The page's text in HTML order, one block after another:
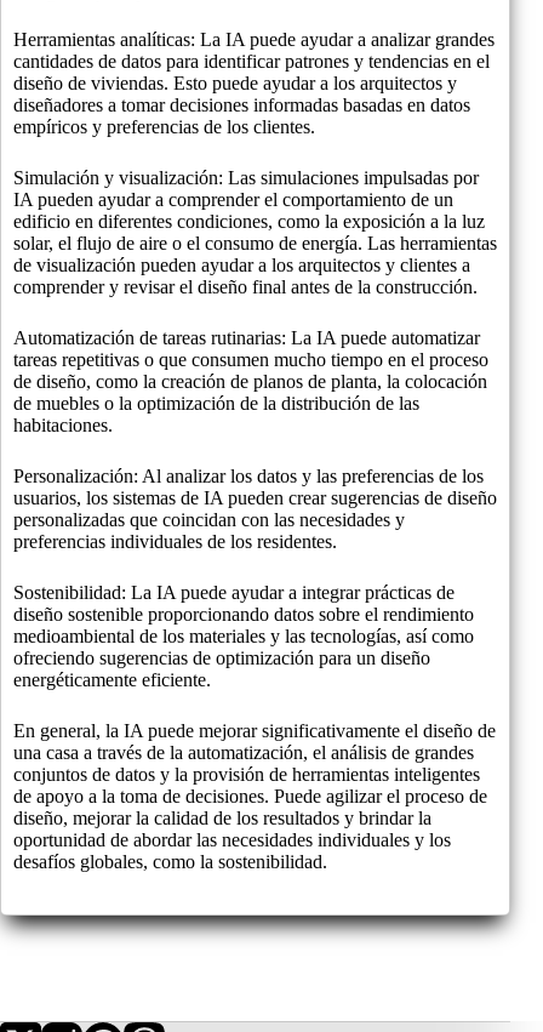
Herramientas analíticas: La IA puede ayudar a analizar grandes
cantidades de datos para identificar patrones y tendencias en el
diseño de viviendas. Esto puede ayudar a los arquitectos y
diseñadores a tomar decisiones informadas basadas en datos
empíricos y preferencias de los clientes.
Simulación y visualización: Las simulaciones impulsadas por
IA pueden ayudar a comprender el comportamiento de un
edificio en diferentes condiciones, como la exposición a la luz
solar, el flujo de aire o el consumo de energía. Las herramientas
de visualización pueden ayudar a los arquitectos y clientes a
comprender y revisar el diseño final antes de la construcción.
Automatización de tareas rutinarias: La IA puede automatizar
tareas repetitivas o que consumen mucho tiempo en el proceso
de diseño, como la creación de planos de planta, la colocación
de muebles o la optimización de la distribución de las
habitaciones.
Personalización: Al analizar los datos y las preferencias de los
usuarios, los sistemas de IA pueden crear sugerencias de diseño
personalizadas que coincidan con las necesidades y
preferencias individuales de los residentes.
Sostenibilidad: La IA puede ayudar a integrar prácticas de
diseño sostenible proporcionando datos sobre el rendimiento
medioambiental de los materiales y las tecnologías, así como
ofreciendo sugerencias de optimización para un diseño
energéticamente eficiente.
En general, la IA puede mejorar significativamente el diseño de
una casa a través de la automatización, el análisis de grandes
conjuntos de datos y la provisión de herramientas inteligentes
de apoyo a la toma de decisiones. Puede agilizar el proceso de
diseño, mejorar la calidad de los resultados y brindar la
oportunidad de abordar las necesidades individuales y los
desafíos globales, como la sostenibilidad.